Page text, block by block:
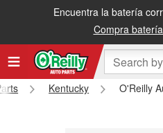
Encuentra la batería
Compra
Recibe tu orden gratis al día
Kentucky
O'Reilly